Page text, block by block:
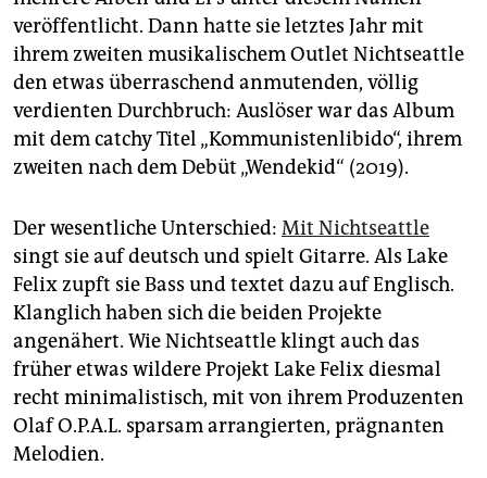
epaper login
veröffentlicht. Dann hatte sie letztes Jahr mit
ihrem zweiten musikalischem Outlet Nichtseattle
den etwas überraschend anmutenden, völlig
verdienten Durchbruch: Auslöser war das Album
mit dem catchy Titel „Kommunistenlibido“, ihrem
zweiten nach dem Debüt „Wendekid“ (2019).
Der wesentliche Unterschied: Mit Nichtseattle
singt sie auf deutsch und spielt Gitarre. Als Lake
Felix zupft sie Bass und textet dazu auf Englisch.
Klanglich haben sich die beiden Projekte
angenähert. Wie Nichtseattle klingt auch das
früher etwas wildere Projekt Lake Felix diesmal
recht minimalistisch, mit von ihrem Produzenten
Olaf O.P.A.L. sparsam arrangierten, prägnanten
Melodien.